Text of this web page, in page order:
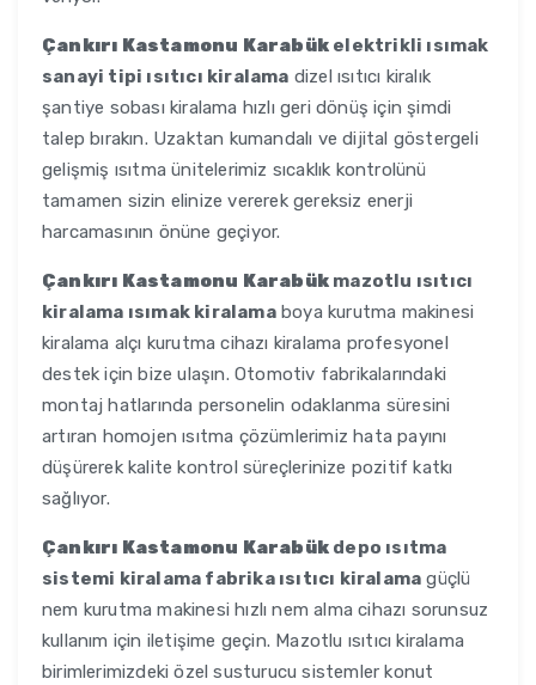
Çankırı Kastamonu Karabük elektrikli ısımak
sanayi tipi ısıtıcı kiralama dizel ısıtıcı kiralık
şantiye sobası kiralama hızlı geri dönüş için şimdi
talep bırakın. Uzaktan kumandalı ve dijital göstergeli
gelişmiş ısıtma ünitelerimiz sıcaklık kontrolünü
tamamen sizin elinize vererek gereksiz enerji
harcamasının önüne geçiyor.
Çankırı Kastamonu Karabük mazotlu ısıtıcı
kiralama ısımak kiralamaboya kurutma makinesi
kiralama alçı kurutma cihazı kiralama profesyonel
destek için bize ulaşın. Otomotiv fabrikalarındaki
montaj hatlarında personelin odaklanma süresini
artıran homojen ısıtma çözümlerimiz hata payını
düşürerek kalite kontrol süreçlerinize pozitif katkı
sağlıyor.
Çankırı Kastamonu Karabük depo ısıtma
sistemi kiralama fabrika ısıtıcı kiralama güçlü
nem kurutma makinesi hızlı nem alma cihazı sorunsuz
kullanım için iletişime geçin. Mazotlu ısıtıcı kiralama
birimlerimizdeki özel susturucu sistemler konut